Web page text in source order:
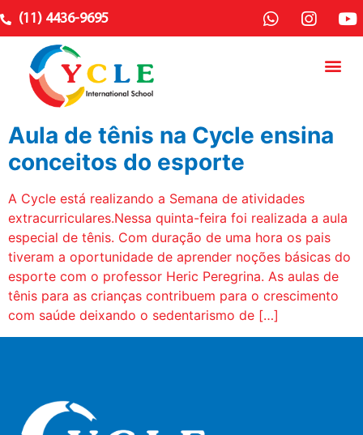
(11) 4436-9695
Aula de tênis na Cycle ensina
conceitos do esporte
A Cycle está realizando a Semana de atividades
extracurriculares.Nessa quinta-feira foi realizada a aula
especial de tênis. Com duração de uma hora os pais
tiveram a oportunidade de aprender noções básicas do
esporte com o professor Heric Peregrina. As aulas de
tênis para as crianças contribuem para o crescimento
com saúde deixando o sedentarismo de […]